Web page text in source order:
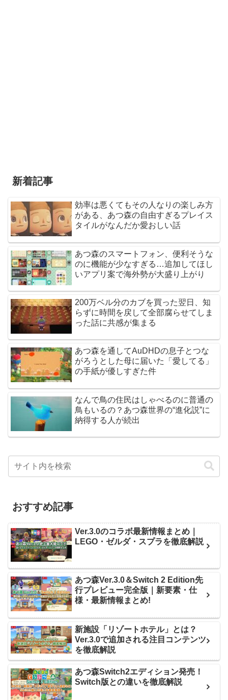
新着記事
効率は悪くてもその人なりの楽しみ方
がある、あつ森の自由すぎるプレイス
タイルがなんだか愛おしい話
あつ森のスマートフォン、便利そうな
のに機能が少なすぎる…追加してほし
いアプリ案で海外勢が大盛り上がり
200万ベル分のカブを買った翌日、知
らずに時間を戻して全部腐らせてしま
った話に共感が集まる
あつ森を通してAuDHDの息子とつな
がろうとした母に届いた「愛してる」
の手紙が優しすぎた件
なんで鳥の住民はしゃべるのに普通の
鳥もいるの？あつ森世界の“進化説”に
納得する人が続出
おすすめ記事
Ver.3.0のコラボ最新情報まとめ｜
LEGO・ゼルダ・スプラを徹底解説
あつ森Ver.3.0＆Switch 2 Edition先
行プレビュー完全版｜新要素・仕
様・最新情報まとめ!
新施設「リゾートホテル」とは？
Ver.3.0で追加される注目コンテンツ
を徹底解説
あつ森Switch2エディション発売！
Switch版との違いを徹底解説